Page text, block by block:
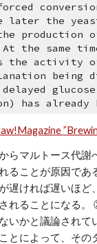
later the
production
the same
the activity
being
delayed
has already
らマルトース代
ることが原因で
遅ければ遅いほ
れることになる
いかと議論され
とによって、そ